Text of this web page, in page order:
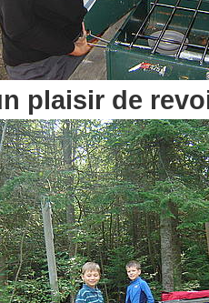
plaisir de